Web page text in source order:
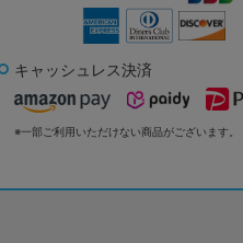
キャッシュレス決済
※一部ご利用いただけない商品がございます。